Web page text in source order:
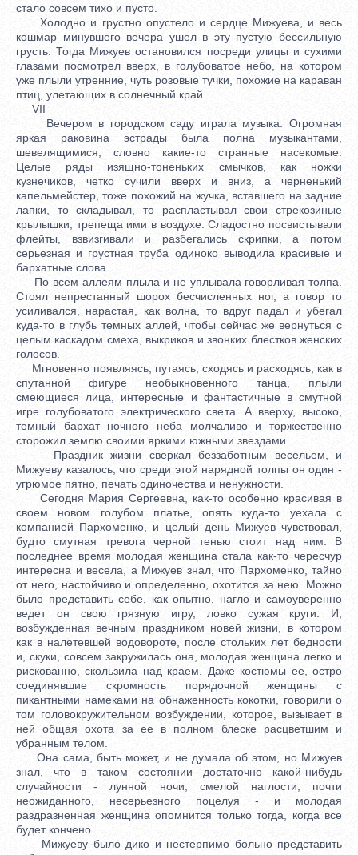
стало совсем тихо и пусто.
Холодно и грустно опустело и сердце Мижуева, и весь
кошмар минувшего вечера ушел в эту пустую бессильную
грусть. Тогда Мижуев остановился посреди улицы и сухими
глазами посмотрел вверх, в голубоватое небо, на котором
уже плыли утренние, чуть розовые тучки, похожие на караван
птиц, улетающих в солнечный край.
VII
Вечером в городском саду играла музыка. Огромная
яркая раковина эстрады была полна музыкантами,
шевелящимися, словно какие-то странные насекомые.
Целые ряды изящно-тоненьких смычков, как ножки
кузнечиков, четко сучили вверх и вниз, а черненький
капельмейстер, тоже похожий на жучка, вставшего на задние
лапки, то складывал, то распластывал свои стрекозиные
крылышки, трепеща ими в воздухе. Сладостно посвистывали
флейты, взвизгивали и разбегались скрипки, а потом
серьезная и грустная труба одиноко выводила красивые и
бархатные слова.
По всем аллеям плыла и не уплывала говорливая толпа.
Стоял непрестанный шорох бесчисленных ног, а говор то
усиливался, нарастая, как волна, то вдруг падал и убегал
куда-то в глубь темных аллей, чтобы сейчас же вернуться с
целым каскадом смеха, выкриков и звонких блестков женских
голосов.
Мгновенно появляясь, путаясь, сходясь и расходясь, как в
спутанной фигуре необыкновенного танца, плыли
смеющиеся лица, интересные и фантастичные в смутной
игре голубоватого электрического света. А вверху, высоко,
темный бархат ночного неба молчаливо и торжественно
сторожил землю своими яркими южными звездами.
Праздник жизни сверкал беззаботным весельем, и
Мижуеву казалось, что среди этой нарядной толпы он один -
угрюмое пятно, печать одиночества и ненужности.
Сегодня Мария Сергеевна, как-то особенно красивая в
своем новом голубом платье, опять куда-то уехала с
компанией Пархоменко, и целый день Мижуев чувствовал,
будто смутная тревога черной тенью стоит над ним. В
последнее время молодая женщина стала как-то чересчур
интересна и весела, а Мижуев знал, что Пархоменко, тайно
от него, настойчиво и определенно, охотится за нею. Можно
было представить себе, как опытно, нагло и самоуверенно
ведет он свою грязную игру, ловко сужая круги. И,
возбужденная вечным праздником новей жизни, в котором
как в налетевшей водовороте, после стольких лет бедности
и, скуки, совсем закружилась она, молодая женщина легко и
рискованно, скользила над краем. Даже костюмы ее, остро
соединявшие скромность порядочной женщины с
пикантными намеками на обнаженность кокотки, говорили о
том головокружительном возбуждении, которое, вызывает в
ней общая охота за ее в полном блеске расцветшим и
убранным телом.
Она сама, быть может, и не думала об этом, но Мижуев
знал, что в таком состоянии достаточно какой-нибудь
случайности - лунной ночи, смелой наглости, почти
неожиданного, несерьезного поцелуя - и молодая
раздразненная женщина опомнится только тогда, когда все
будет кончено.
Мижуеву было дико и нестерпимо больно представить